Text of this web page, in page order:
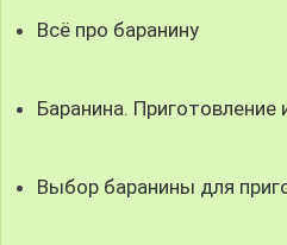
Всё про баранину
Баранина. Приготовление
Выбор баранины для